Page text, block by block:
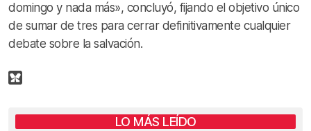
domingo y nada más», concluyó, fijando el objetivo único
de sumar de tres para cerrar definitivamente cualquier
debate sobre la salvación.
LO MÁS LEÍDO